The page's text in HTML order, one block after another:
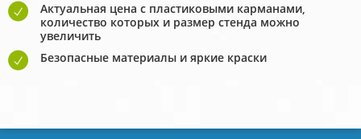
Актуальная цена с пластиковыми карманами,
количество которых и размер стенда можно
увеличить
Безопасные материалы и яркие краски